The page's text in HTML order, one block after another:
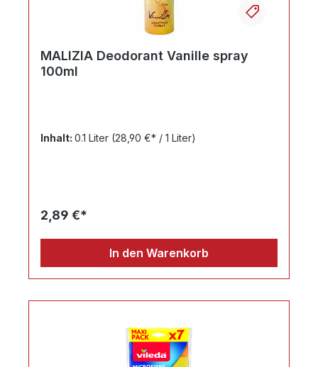
MALIZIA Deodorant Vanille spray
100ml
Inhalt: 0.1 Liter (28,90 €* / 1 Liter)
2,89 €*
In den Warenkorb
Ihr Produktvergleich ist voll